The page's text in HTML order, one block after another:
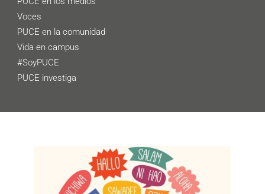
Voces
PUCE en la comunidad
Vida en campus
#SoyPUCE
PUCE investiga